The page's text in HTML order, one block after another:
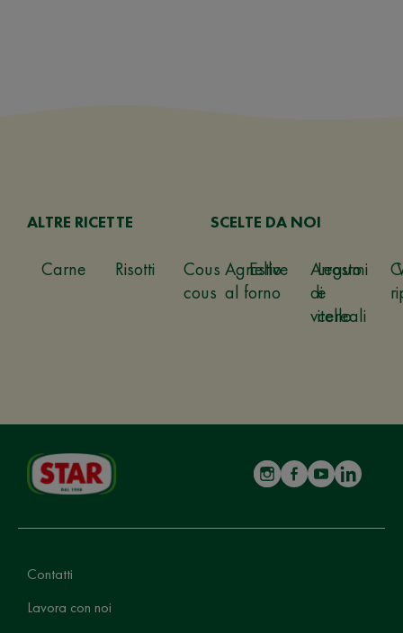
ALTRE RICETTE
Carne Risotti
Cous
cous
Estive
Legumi
e
cereali
SCELTE DA NOI
Agnello
al forno
Arrosto
di
vitello
Contatti
Lavora con noi